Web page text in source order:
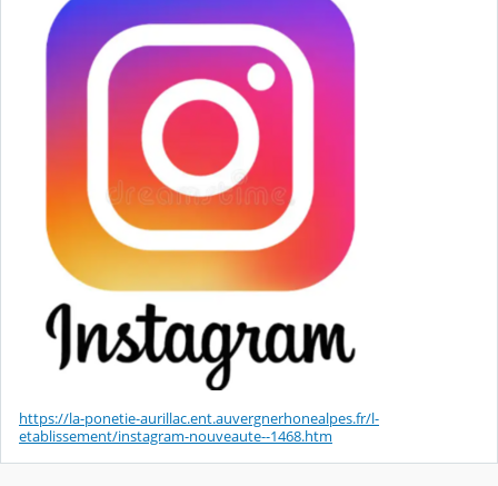
https://la-ponetie-aurillac.ent.auvergnerhonealpes.fr/l-
etablissement/instagram-nouveaute--1468.htm